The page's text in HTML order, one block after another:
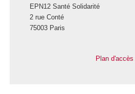
EPN12 Santé Solidarité
2 rue Conté
75003 Paris
Plan d'accès